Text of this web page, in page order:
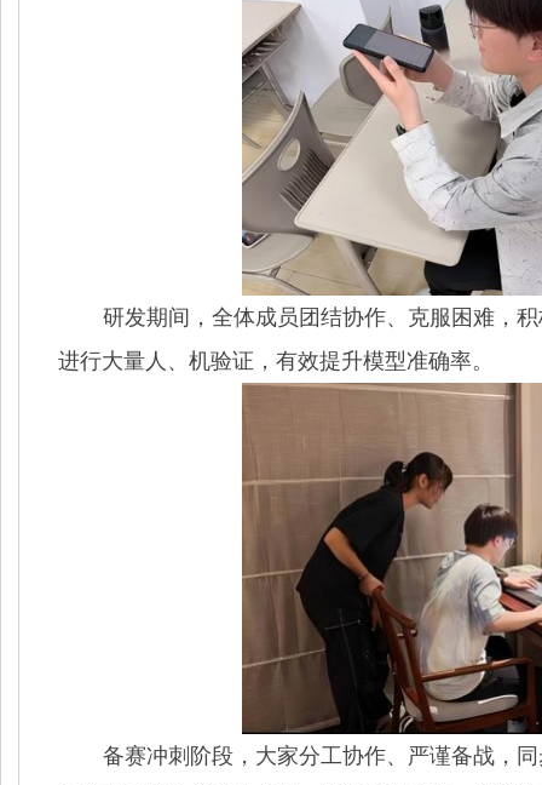
研发期间，全体成员团结协作、克服困难，
进行大量人、机验证，有效提升模型准确率。
备赛冲刺阶段，大家分工协作、严谨备战，